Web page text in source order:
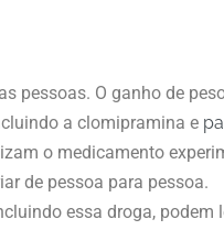
pessoas. O ganho de
a clomipramina e
o medicamento
de pessoa para pessoa.
essa droga, podem